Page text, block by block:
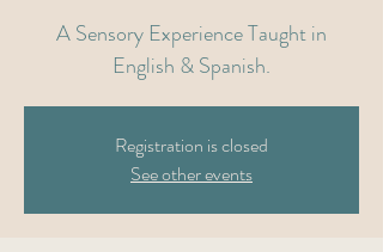
A Sensory Experience Taught in
English & Spanish.
Registration is closed
See other events